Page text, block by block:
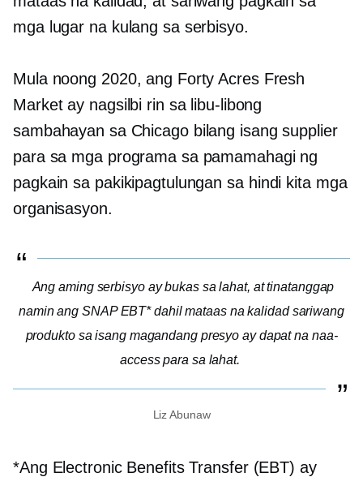
mga lugar na kulang sa serbisyo.
Mula noong 2020, ang Forty Acres Fresh
Market ay nagsilbi rin sa libu-libong
sambahayan sa Chicago bilang isang supplier
para sa mga programa sa pamamahagi ng
pagkain sa pakikipagtulungan sa hindi kitamga
organisasyon.
Ang aming serbisyo ay bukas sa lahat, at tinatanggap
namin ang SNAP EBT* dahilmataas na kalidadsariwang
produkto sa isang magandang presyo ay dapat na naa-
access para sa lahat.
Liz Abunaw
*Ang Electronic Benefits Transfer (EBT) ay